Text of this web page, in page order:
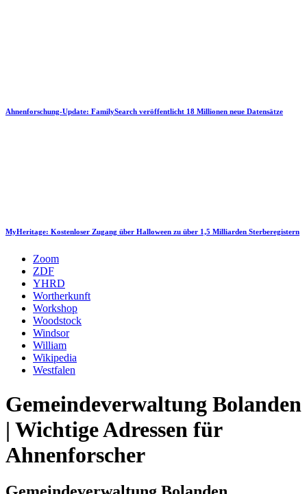
Ahnenforschung-Update: FamilySearch veröffentlicht 18 Millionen neue Datensätze
MyHeritage: Kostenloser Zugang über Halloween zu über 1,5 Milliarden Sterberegistern
Zoom
ZDF
YHRD
Wortherkunft
Workshop
Woodstock
Windsor
William
Wikipedia
Westfalen
Gemeindeverwaltung Bolanden
| Wichtige Adressen für
Ahnenforscher